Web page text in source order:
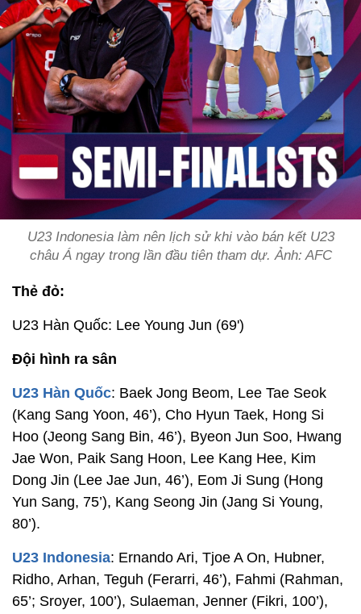
U23 Indonesia làm nên lịch sử khi vào bán kết U23
châu Á ngay trong lần đầu tiên tham dự. Ảnh: AFC
Thẻ đỏ:
U23 Hàn Quốc: Lee Young Jun (69')
Đội hình ra sân
U23 Hàn Quốc: Baek Jong Beom, Lee Tae Seok
(Kang Sang Yoon, 46’), Cho Hyun Taek, Hong Si
Hoo (Jeong Sang Bin, 46’), Byeon Jun Soo, Hwang
Jae Won, Paik Sang Hoon, Lee Kang Hee, Kim
Dong Jin (Lee Jae Jun, 46’), Eom Ji Sung (Hong
Yun Sang, 75’), Kang Seong Jin (Jang Si Young,
80’).
U23 Indonesia: Ernando Ari, Tjoe A On, Hubner,
Ridho, Arhan, Teguh (Ferarri, 46’), Fahmi (Rahman,
65’; Sroyer, 100’), Sulaeman, Jenner (Fikri, 100’),